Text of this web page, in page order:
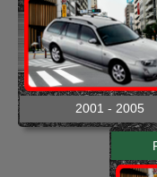
2001 - 2005